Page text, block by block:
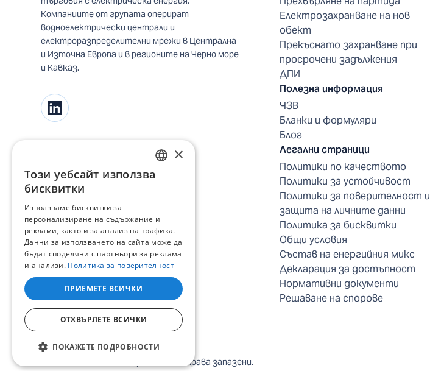
Компаниите от групата оперират
водноелектрически централи и
електроразпределителни мрежи в Централна
и Източна Европа и в регионите на Черно море
и Кавказ.
Електрозахранване на нов
обект
Прекъснато захранване при
просрочени задължения
ДПИ
Полезна информация
ЧЗВ
Бланки и формуляри
Блог
Легални страници
Политики по качеството
Политики за устойчивост
Политики за поверителност и
защита на личните данни
Политика за бисквитки
Общи условия
Състав на енергийния микс
Декларация за достъпност
Нормативни документи
Решаване на спорове
ЕНЕРГО-ПРО Варна. Всички права запазени.
BULGARIAN
×
Този уебсайт използва
бисквитки
Използваме бисквитки за
персонализиране на съдържание и
реклами, както и за анализ на трафика.
Данни за използването на сайта може да
бъдат споделяни с партньори за реклама
и анализи. Политика за поверителност
ПРИЕМЕТЕ ВСИЧКИ
ОТХВЪРЛЕТЕ ВСИЧКИ
ПОКАЖЕТЕ ПОДРОБНОСТИ